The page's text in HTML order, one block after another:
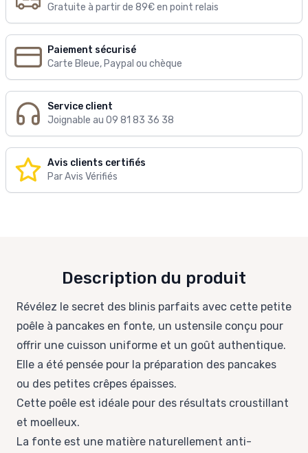
Gratuite à partir de 89€ en point relais
Paiement sécurisé
Carte Bleue, Paypal ou chèque
Service client
Joignable au 09 81 83 36 38
Avis clients certifiés
Par Avis Vérifiés
Description du produit
Révélez le secret des blinis parfaits avec cette petite
poêle à pancakes en fonte, un ustensile conçu pour
offrir une cuisson uniforme et un goût authentique.
Elle a été pensée pour la préparation des pancakes
ou des petites crêpes épaisses.
Cette poêle est idéale pour des résultats croustillant
et moelleux.
La fonte est une matière naturellement anti-